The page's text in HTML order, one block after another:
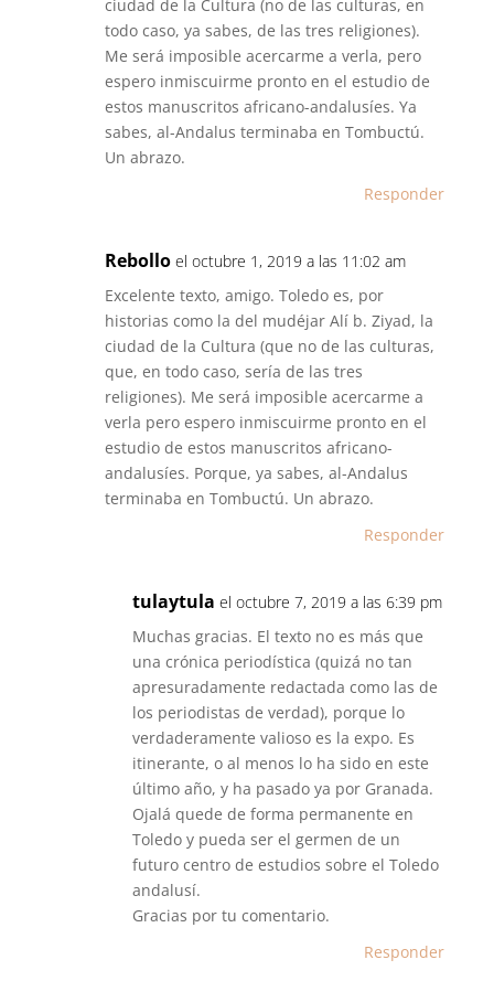
ciudad de la Cultura (no de las culturas, en
todo caso, ya sabes, de las tres religiones).
Me será imposible acercarme a verla, pero
espero inmiscuirme pronto en el estudio de
estos manuscritos africano-andalusíes. Ya
sabes, al-Andalus terminaba en Tombuctú.
Un abrazo.
Responder
Rebollo el octubre 1, 2019 a las 11:02 am
Excelente texto, amigo. Toledo es, por
historias como la del mudéjar Alí b. Ziyad, la
ciudad de la Cultura (que no de las culturas,
que, en todo caso, sería de las tres
religiones). Me será imposible acercarme a
verla pero espero inmiscuirme pronto en el
estudio de estos manuscritos africano-
andalusíes. Porque, ya sabes, al-Andalus
terminaba en Tombuctú. Un abrazo.
Responder
tulaytula el octubre 7, 2019 a las 6:39 pm
Muchas gracias. El texto no es más que
una crónica periodística (quizá no tan
apresuradamente redactada como las de
los periodistas de verdad), porque lo
verdaderamente valioso es la expo. Es
itinerante, o al menos lo ha sido en este
último año, y ha pasado ya por Granada.
Ojalá quede de forma permanente en
Toledo y pueda ser el germen de un
futuro centro de estudios sobre el Toledo
andalusí.
Gracias por tu comentario.
Responder